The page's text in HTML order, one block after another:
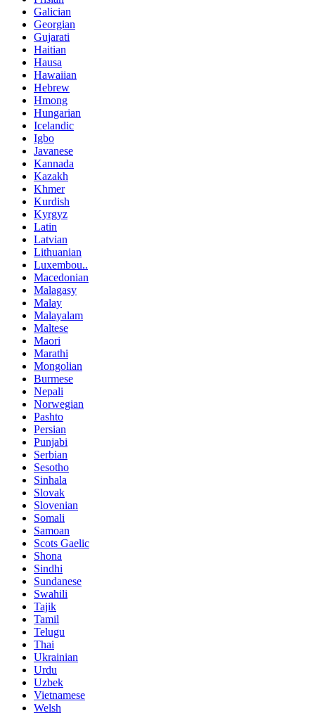
Galician
Georgian
Gujarati
Haitian
Hausa
Hawaiian
Hebrew
Hmong
Hungarian
Icelandic
Igbo
Javanese
Kannada
Kazakh
Khmer
Kurdish
Kyrgyz
Latin
Latvian
Lithuanian
Luxembou..
Macedonian
Malagasy
Malay
Malayalam
Maltese
Maori
Marathi
Mongolian
Burmese
Nepali
Norwegian
Pashto
Persian
Punjabi
Serbian
Sesotho
Sinhala
Slovak
Slovenian
Somali
Samoan
Scots Gaelic
Shona
Sindhi
Sundanese
Swahili
Tajik
Tamil
Telugu
Thai
Ukrainian
Urdu
Uzbek
Vietnamese
Welsh